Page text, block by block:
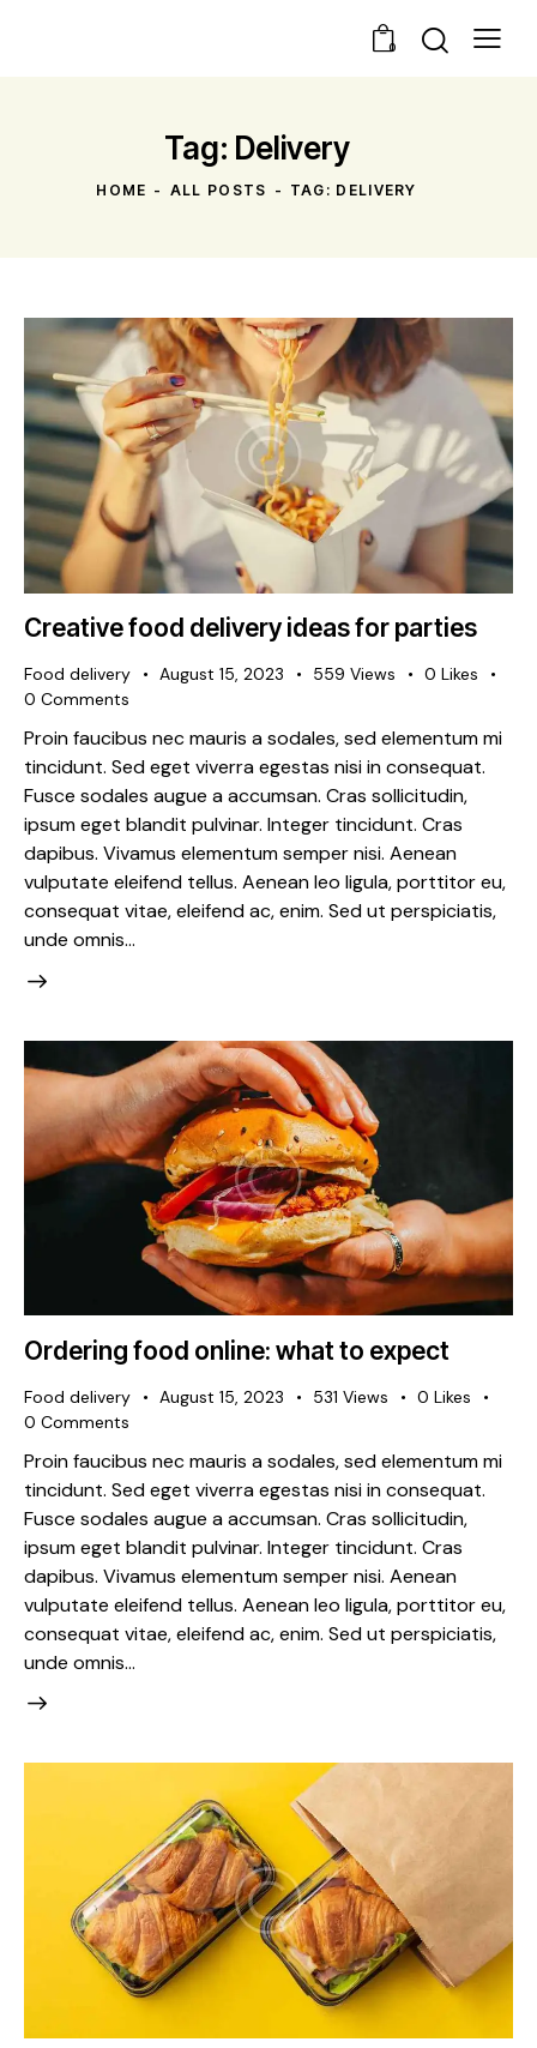
0
Tag: Delivery
HOME ALL POSTS TAG: DELIVERY
Creative food delivery ideas for parties
Food delivery August 15, 2023 559 Views 0 Likes
0 Comments
Proin faucibus nec mauris a sodales, sed elementum mi
tincidunt. Sed eget viverra egestas nisi in consequat.
Fusce sodales augue a accumsan. Cras sollicitudin,
ipsum eget blandit pulvinar. Integer tincidunt. Cras
dapibus. Vivamus elementum semper nisi. Aenean
vulputate eleifend tellus. Aenean leo ligula, porttitor eu,
consequat vitae, eleifend ac, enim. Sed ut perspiciatis,
unde omnis…
Ordering food online: what to expect
Food delivery August 15, 2023 531 Views 0 Likes
0 Comments
Proin faucibus nec mauris a sodales, sed elementum mi
tincidunt. Sed eget viverra egestas nisi in consequat.
Fusce sodales augue a accumsan. Cras sollicitudin,
ipsum eget blandit pulvinar. Integer tincidunt. Cras
dapibus. Vivamus elementum semper nisi. Aenean
vulputate eleifend tellus. Aenean leo ligula, porttitor eu,
consequat vitae, eleifend ac, enim. Sed ut perspiciatis,
unde omnis…